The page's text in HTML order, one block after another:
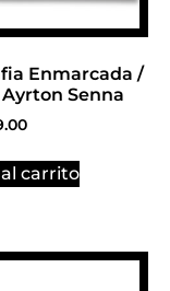
Enmarcada /
Senna
carrito